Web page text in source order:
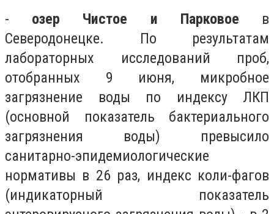
- озер Чистое и Парковое в
Северодонецке. По результатам
лабораторных исследований проб,
отобранных 9 июня, микробное
загрязнение воды по индексу ЛКП
(основной показатель бактериального
загрязнения воды) превысило
санитарно-эпидемиологические
нормативы в 26 раз, индекс коли-фагов
(индикаторный показатель